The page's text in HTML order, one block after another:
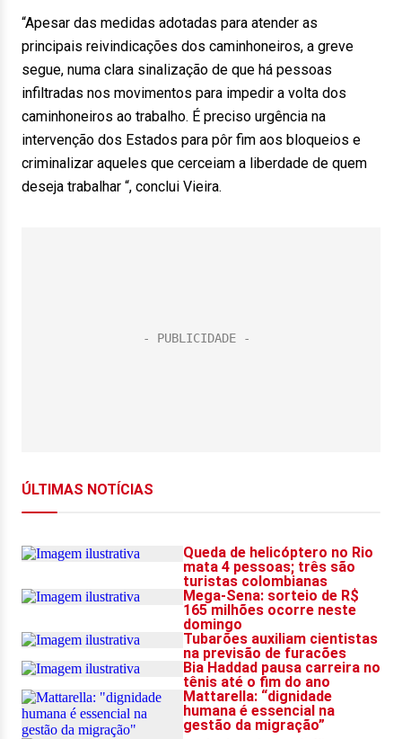
“Apesar das medidas adotadas para atender as
principais reivindicações dos caminhoneiros, a greve
segue, numa clara sinalização de que há pessoas
infiltradas nos movimentos para impedir a volta dos
caminhoneiros ao trabalho. É preciso urgência na
intervenção dos Estados para pôr fim aos bloqueios e
criminalizar aqueles que cerceiam a liberdade de quem
deseja trabalhar “, conclui Vieira.